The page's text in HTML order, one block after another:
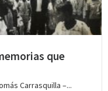
que
Carrasquilla –...